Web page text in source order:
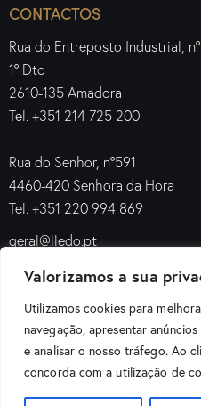
Valorizamos a sua
Utilizamos cookies para
navegação, apresentar
e analisar o nosso tráfego. Ao
concorda com a utilização de
CONTACTOS
Rua do Entreposto Industrial,
1º Dto
2610-135 Amadora
Tel. +351 214 725 200
Rua do Senhor, nº591
4460-420 Senhora da Hora
Tel. +351 220 994 869
geral@lledo.pt
Lledo Iluminação Portugal ©